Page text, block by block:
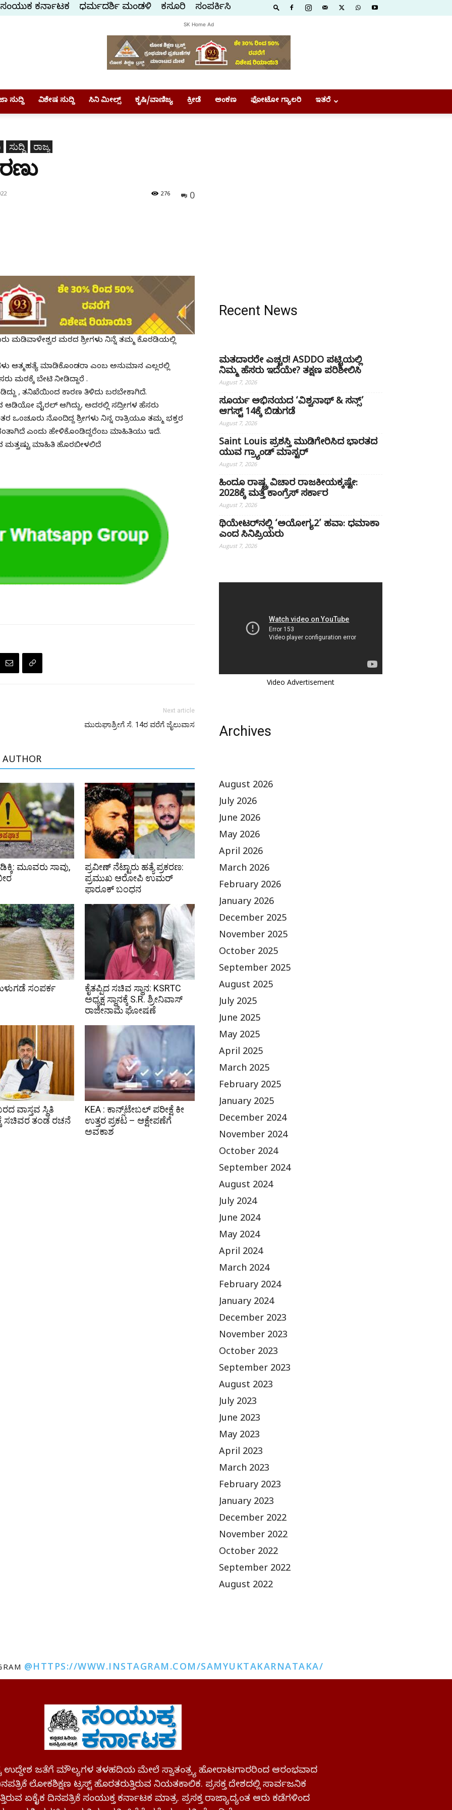
ಸಂಯುಕ್ತ ಕರ್ನಾಟಕ ಧರ್ಮದರ್ಶಿ ಮಂಡಳಿ ಕಸ್ತೂರಿ ಸಂಪರ್ಕಿಸಿ
SK Home Ad
ಸುದ್ದಿ ವಿಶೇಷ ಸುದ್ದಿ ಸಿನಿ ಮೀಲ್ಸ್ ಕೃಷಿ/ವಾಣಿಜ್ಯ ಕ್ರೀಡೆ ಅಂಕಣ ಫೋಟೋ ಗ್ಯಾಲರಿ ಇತರೆ
ಸುದ್ದಿ ರಾಜ್ಯ
0
276
ಮಡಿವಾಳೇಶ್ವರ ಮಠದ ಶ್ರೀಗಳು ನಿನ್ನೆ ತಮ್ಮ ಕೊಠಡಿಯಲ್ಲಿ
ಆತ್ಮಹತ್ಯೆ ಮಾಡಿಕೊಂಡರಾ ಎಂಬ ಅನುಮಾನ ಎಲ್ಲರಲ್ಲಿ
ಮಠಕ್ಕೆ ಬೇಟಿ ನೀಡಿದ್ದಾರೆ .
, ತನಿಖೆಯಿಂದ ಕಾರಣ ತಿಳಿದು ಬರಬೇಕಾಗಿದೆ.
ವೈರಲ್ ಆಗಿದ್ದು, ಅದರಲ್ಲಿ ಸದ್ರೀಗಳ ಹೆಸರು
ಒಂಚೂರು ನೊಂದಿದ್ದ ಶ್ರೀಗಳು ನಿನ್ನ ರಾತ್ರಿಯೂ ತಮ್ಮ ಭಕ್ತರ
ಎಂದು ಹೇಳಿಕೊಂಡಿದ್ದರೆಂಬ ಮಾಹಿತಿಯು ಇದೆ.
ಮಾಹಿತಿ ಹೊರಬೀಳಲಿದೆ
Next article
ಮುರುಘಾಶ್ರೀಗೆ ಸೆ. 14ರ ವರೆಗೆ ಜೈಲುವಾಸ
AUTHOR
ಮೂವರು ಸಾವು,
ಪ್ರವೀಣ್ ನೆಟ್ಟಾರು ಹತ್ಯೆ ಪ್ರಕರಣ:
ಪ್ರಮುಖ ಆರೋಪಿ ಉಮರ್
ಫಾರೂಕ್ ಬಂಧನ
ಸಂಪರ್ಕ
ಕೈತಪ್ಪಿದ ಸಚಿವ ಸ್ಥಾನ: KSRTC
ಅಧ್ಯಕ್ಷ ಸ್ಥಾನಕ್ಕೆ S.R. ಶ್ರೀನಿವಾಸ್
ರಾಜೀನಾಮೆ ಘೋಷಣೆ
ವಾಸ್ತವ ಸ್ಥಿತಿ
ಸಚಿವರ ತಂಡ ರಚನೆ
KEA : ಕಾನ್ಸ್‌ಟೇಬಲ್ ಪರೀಕ್ಷೆ ಕೀ
ಉತ್ತರ ಪ್ರಕಟ – ಆಕ್ಷೇಪಣೆಗೆ
ಅವಕಾಶ
Recent News
ಮತದಾರರೇ ಎಚ್ಚರ! ASDDO ಪಟ್ಟಿಯಲ್ಲಿ
ನಿಮ್ಮ ಹೆಸರು ಇದೆಯೇ? ತಕ್ಷಣ ಪರಿಶೀಲಿಸಿ
August 7, 2026
ಸೂರ್ಯ ಅಭಿನಯದ ‘ವಿಶ್ವನಾಥ್ & ಸನ್ಸ್’
ಆಗಸ್ಟ್ 14ಕ್ಕೆ ಬಿಡುಗಡೆ
August 7, 2026
Saint Louis ಪ್ರಶಸ್ತಿ ಮುಡಿಗೇರಿಸಿದ ಭಾರತದ
ಯುವ ಗ್ರ್ಯಾಂಡ್ ಮಾಸ್ಟರ್
August 7, 2026
ಹಿಂದೂ ರಾಷ್ಟ್ರ ವಿಚಾರ ರಾಜಕೀಯಕ್ಕಷ್ಟೇ:
2028ಕ್ಕೆ ಮತ್ತೆ ಕಾಂಗ್ರೆಸ್ ಸರ್ಕಾರ
August 7, 2026
ಥಿಯೇಟರ್‌ನಲ್ಲಿ ‘ಅಯೋಗ್ಯ2’ ಹವಾ: ಧಮಾಕಾ
ಎಂದ ಸಿನಿಪ್ರಿಯರು
August 7, 2026
Video Advertisement
Archives
August 2026
July 2026
June 2026
May 2026
April 2026
March 2026
February 2026
January 2026
December 2025
November 2025
October 2025
September 2025
August 2025
July 2025
June 2025
May 2025
April 2025
March 2025
February 2025
January 2025
December 2024
November 2024
October 2024
September 2024
August 2024
July 2024
June 2024
May 2024
April 2024
March 2024
February 2024
January 2024
December 2023
November 2023
October 2023
September 2023
August 2023
July 2023
June 2023
May 2023
April 2023
March 2023
February 2023
January 2023
December 2022
November 2022
October 2022
September 2022
August 2022
@HTTPS://WWW.INSTAGRAM.COM/SAMYUKTAKARNATAKA/
ಉದ್ದೇಶ ಜತೆಗೆ ಮೌಲ್ಯಗಳ ತಳಹದಿಯ ಮೇಲೆ ಸ್ವಾತಂತ್ರ್ಯ ಹೋರಾಟಗಾರರಿಂದ ಆರಂಭವಾದ
ಲೋಕಶಿಕ್ಷಣ ಟ್ರಸ್ಟ್ ಹೊರತರುತ್ತಿರುವ ನಿಯತಕಾಲಿಕ. ಪ್ರಸಕ್ತ ದೇಶದಲ್ಲಿ ಸಾರ್ವಜನಿಕ
ಏಕೈಕ ದಿನಪತ್ರಿಕೆ ಸಂಯುಕ್ತ ಕರ್ನಾಟಕ ಮಾತ್ರ. ಪ್ರಸಕ್ತ ರಾಜ್ಯಾದ್ಯಂತ ಆರು ಕಡೆಗಳಿಂದ